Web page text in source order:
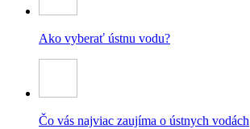
Ako vyberať ústnu vodu?
Čo vás najviac zaujíma o ústnych vodách